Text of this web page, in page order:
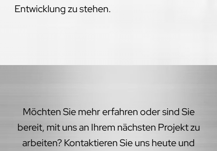
Entwicklung zu stehen.
Möchten Sie mehr erfahren oder sind Sie
bereit, mit uns an Ihrem nächsten Projekt zu
arbeiten? Kontaktieren Sie uns heute und